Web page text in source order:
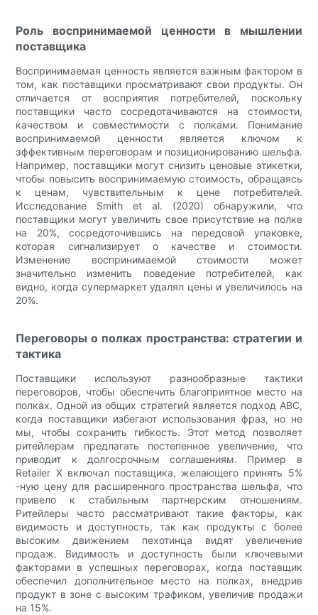
Роль воспринимаемой ценности в мышлении
поставщика
Воспринимаемая ценность является важным фактором в
том, как поставщики просматривают свои продукты. Он
отличается от восприятия потребителей, поскольку
поставщики часто сосредотачиваются на стоимости,
качеством и совместимости с полками. Понимание
воспринимаемой ценности является ключом к
эффективным переговорам и позиционированию шельфа.
Например, поставщики могут снизить ценовые этикетки,
чтобы повысить воспринимаемую стоимость, обращаясь
к ценам, чувствительным к цене потребителей.
Исследование Smith et al. (2020) обнаружили, что
поставщики могут увеличить свое присутствие на полке
на 20%, сосредоточившись на передовой упаковке,
которая сигнализирует о качестве и стоимости.
Изменение воспринимаемой стоимости может
значительно изменить поведение потребителей, как
видно, когда супермаркет удалял цены и увеличилось на
20%.
Переговоры о полках пространства: стратегии и
тактика
Поставщики используют разнообразные тактики
переговоров, чтобы обеспечить благоприятное место на
полках. Одной из общих стратегий является подход ABC,
когда поставщики избегают использования фраз, но не
мы, чтобы сохранить гибкость. Этот метод позволяет
ритейлерам предлагать постепенное увеличение, что
приводит к долгосрочным соглашениям. Пример в
Retailer X включал поставщика, желающего принять 5%
-ную цену для расширенного пространства шельфа, что
привело к стабильным партнерским отношениям.
Ритейлеры часто рассматривают такие факторы, как
видимость и доступность, так как продукты с более
высоким движением пехотинца видят увеличение
продаж. Видимость и доступность были ключевыми
факторами в успешных переговорах, когда поставщик
обеспечил дополнительное место на полках, внедрив
продукт в зоне с высоким трафиком, увеличив продажи
на 15%.